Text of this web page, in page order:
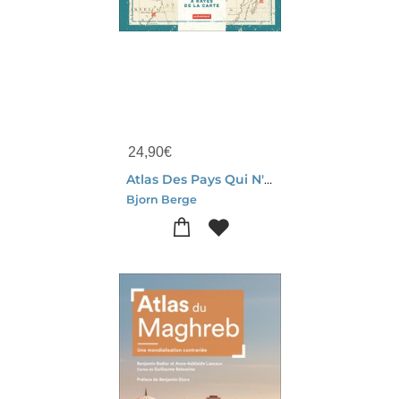
24,90€
Atlas Des Pays Qui N'existent Plus : 50 Etats Que L'histoire A Rayes De La Carte
Bjorn Berge